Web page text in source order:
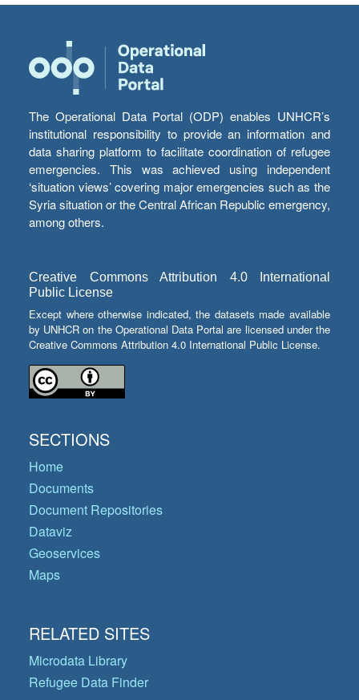
The Operational Data Portal (ODP) enables UNHCR’s
institutional responsibility to provide an information and
data sharing platform to facilitate coordination of refugee
emergencies. This was achieved using independent
‘situation views’ covering major emergencies such as the
Syria situation or the Central African Republic emergency,
among others.
Creative Commons Attribution 4.0 International
Public License
Except where otherwise indicated, the datasets made available
by UNHCR on the Operational Data Portal are licensed under the
Creative Commons Attribution 4.0 International Public License.
SECTIONS
Home
Documents
Document Repositories
Dataviz
Geoservices
Maps
RELATED SITES
Microdata Library
Refugee Data Finder